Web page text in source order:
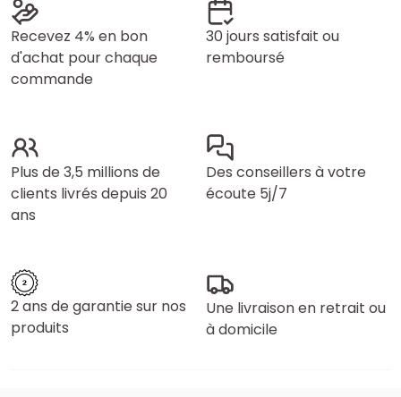
Recevez 4% en bon
d'achat pour chaque
commande
30 jours satisfait ou
remboursé
Plus de 3,5 millions de
clients livrés depuis 20
ans
Des conseillers à votre
écoute 5j/7
2 ans de garantie sur nos
produits
Une livraison en retrait ou
à domicile